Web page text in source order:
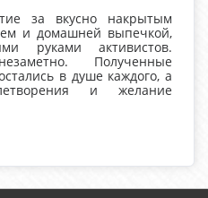
за вкусно накрытым
и домашней выпечкой,
руками активистов.
Полученные
в душе каждого, а
и желание